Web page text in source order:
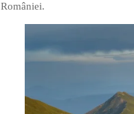
României.